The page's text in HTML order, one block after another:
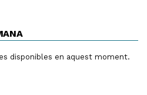
disponibles en aquest moment.